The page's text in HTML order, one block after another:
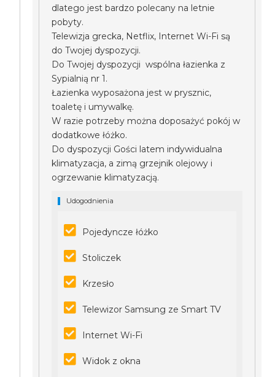
dlatego jest bardzo polecany na letnie
pobyty.
Telewizja grecka, Netflix, Internet Wi-Fi są
do Twojej dyspozycji.
Do Twojej dyspozycji wspólna łazienka z
Sypialnią nr 1.
Łazienka wyposażona jest w prysznic,
toaletę i umywalkę.
W razie potrzeby można doposażyć pokój w
dodatkowe łóżko.
Do dyspozycji Gości latem indywidualna
klimatyzacja, a zimą grzejnik olejowy i
ogrzewanie klimatyzacją.
Udogodnienia
Pojedyncze łóżko
Stoliczek
Krzesło
Telewizor Samsung ze Smart TV
Internet Wi-Fi
Widok z okna